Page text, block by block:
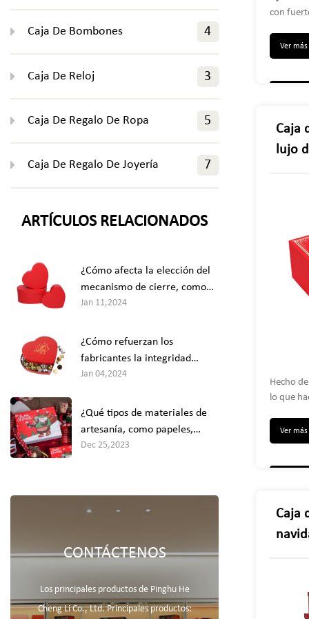
Caja De Bombones 4
Caja De Reloj 3
Caja De Regalo De Ropa 5
Caja De Regalo De Joyería 7
ARTÍCULOS RELACIONADOS
¿Cómo afecta la elección del
mecanismo de cierre, como
los cierres magnéticos, a la
de las cajas de regalo con
forma de corazón?
Jan 11,2024
¿Cómo refuerzan los
fabricantes la integridad
estructural de las cajas de
especialmente para tamaños
más grandes o contenidos más
pesados?
Jan 04,2024
¿Qué tipos de materiales de
artesanía, como papeles,
pegamentos y adornos,
navideños festivos?
Dec 25,2023
CONTÁCTENOS
Los principales productos de Pinghu He
Cheng Li Co., Ltd. Principales productos:
con
seguro
caja de
tapas,
para
Ver más
Caja
lujo
Hecho
lo que
regalo
oculto,
Ver más
Caja